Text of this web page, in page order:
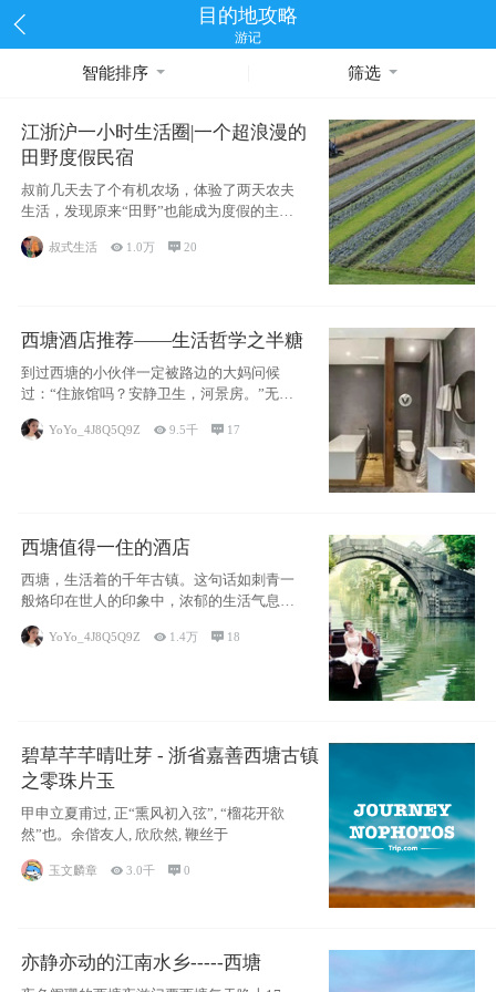
目的地攻略
游记
智能排序 筛选
江浙沪一小时生活圈|一个超浪漫的
田野度假民宿
叔前几天去了个有机农场，体验了两天农夫
生活，发现原来“田野”也能成为度假的主旋
律。江
叔式生活  1.0万 20
西塘酒店推荐——生活哲学之半糖
到过西塘的小伙伴一定被路边的大妈问候
过：“住旅馆吗？安静卫生，河景房。”无意
YoYo_4J8Q5Q9Z 9.5千  17
西塘值得一住的酒店
西塘，生活着的千年古镇。这句话如刺青一
般烙印在世人的印象中，浓郁的生活气息，
小桥流水
YoYo_4J8Q5Q9Z  1.4万  18
碧草芊芊晴吐芽 - 浙省嘉善西塘古镇
之零珠片玉
甲申立夏甫过, 正“熏风初入弦”, “榴花开欲
然”也。余偕友人, 欣欣然, 鞭丝于
玉文麟章  3.0千 0
亦静亦动的江南水乡-----西塘